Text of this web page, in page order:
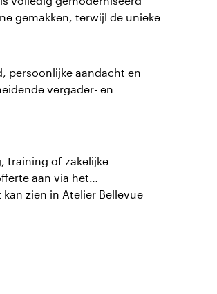
gemakken, terwijl de unieke
persoonlijke aandacht en
vergader- en
training of zakelijke
aan via het
zien in Atelier Bellevue